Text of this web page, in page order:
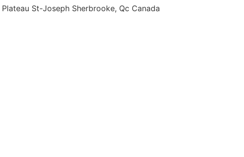
St-Joseph Sherbrooke, Qc Canada